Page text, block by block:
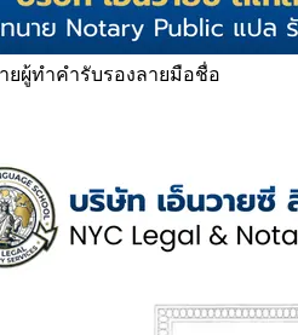
ยผู้ทำคำรับรองลายมือชื่อ